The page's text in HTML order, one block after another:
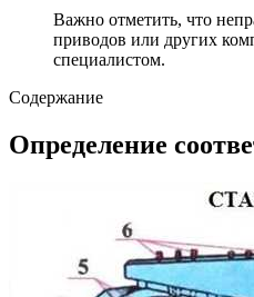
Важно отметить, что
приводов или других
специалистом.
Содержание
Определение